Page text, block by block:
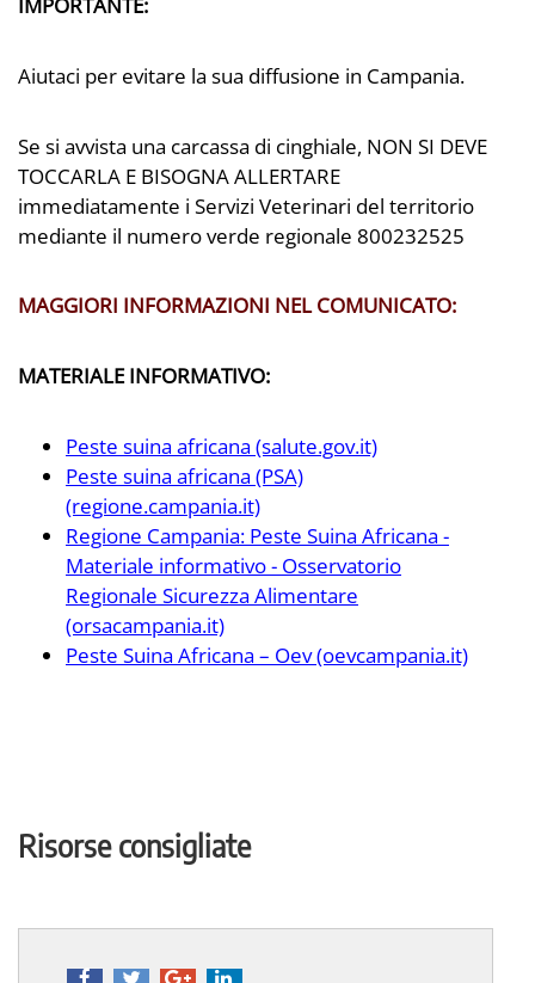
Aiutaci per evitare la sua diffusione in Campania.
Se si avvista una carcassa di cinghiale, NON SI DEVE
TOCCARLA E BISOGNA ALLERTARE
immediatamente i Servizi Veterinari del territorio
mediante il numero verde regionale 800232525
MAGGIORI INFORMAZIONI NEL COMUNICATO:
MATERIALE INFORMATIVO:
Peste suina africana (salute.gov.it)
Peste suina africana (PSA)
(regione.campania.it)
Regione Campania: Peste Suina Africana -
Materiale informativo - Osservatorio
Regionale Sicurezza Alimentare
(orsacampania.it)
Peste Suina Africana – Oev (oevcampania.it)
Risorse consigliate